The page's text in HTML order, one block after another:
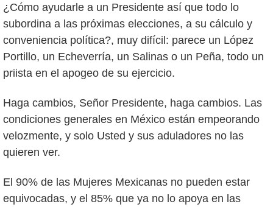
¿Cómo ayudarle a un Presidente así que todo lo
subordina a las próximas elecciones, a su cálculo y
conveniencia política?, muy difícil: parece un López
Portillo, un Echeverría, un Salinas o un Peña, todo un
priista en el apogeo de su ejercicio.
Haga cambios, Señor Presidente, haga cambios. Las
condiciones generales en México están empeorando
velozmente, y solo Usted y sus aduladores no las
quieren ver.
El 90% de las Mujeres Mexicanas no pueden estar
equivocadas, y el 85% que ya no lo apoya en las